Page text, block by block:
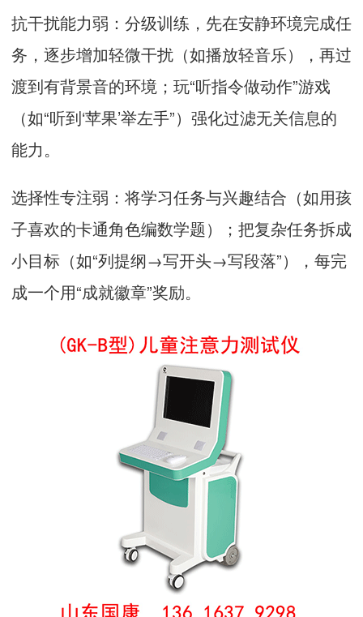
抗干扰能力弱：分级训练，先在安静环境完成任
务，逐步增加轻微干扰（如播放轻音乐），再过
渡到有背景音的环境；玩“听指令做动作”游戏
（如“听到‘苹果’举左手”）强化过滤无关信息的
能力。
选择性专注弱：将学习任务与兴趣结合（如用孩
子喜欢的卡通角色编数学题）；把复杂任务拆成
小目标（如“列提纲→写开头→写段落”），每完
成一个用“成就徽章”奖励。